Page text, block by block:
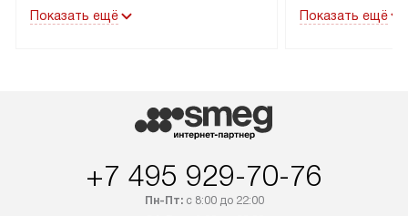
до подъезда. Доставка за пределы
быть отправлен покупателю
в течение трех дней. Доставка
регионы осуществляется через
транспортные компании. После
Показать ещё
коммуникациям.
и канализации
Показать ещё
+7 495 929-70-76
Пн-Пт:с 8:00 до 22:00